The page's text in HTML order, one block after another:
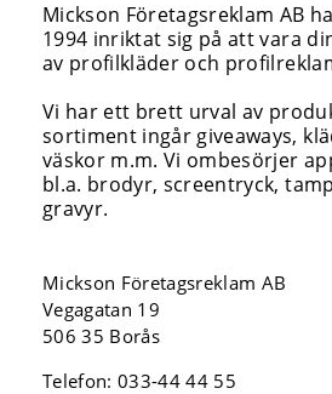
Mickson Företagsreklam AB
1994 inriktat sig på att vara
av profilkläder och
Vi har ett brett urval av
sortiment ingår giveaways,
väskor m.m. Vi ombesörjer
bl.a. brodyr, screentryck,
gravyr.
Mickson Företagsreklam AB
Vegagatan 19
506 35 Borås
Telefon:033-44 44 55